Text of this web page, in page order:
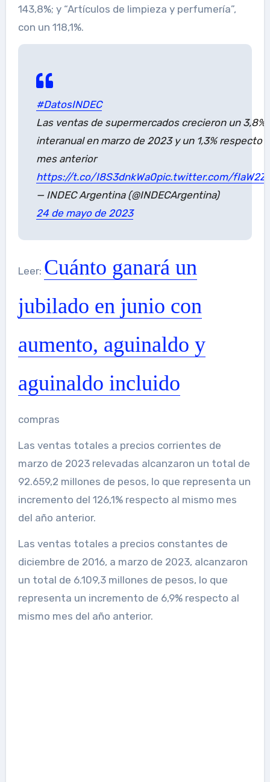
143,8%; y “Artículos de limpieza y perfumería”,
con un 118,1%.
#DatosINDEC
Las ventas de supermercados crecieron un 3,8%
interanual en marzo de 2023 y un 1,3% respecto
mes anterior
https://t.co/I8S3dnkWa0pic.twitter.com/
— INDEC Argentina (@INDECArgentina)
24 de mayo de 2023
Leer: Cuánto ganará un
jubilado en junio con
aumento, aguinaldo y
aguinaldo incluido
compras
Las ventas totales a precios corrientes de
marzo de 2023 relevadas alcanzaron un total de
92.659,2 millones de pesos, lo que representa un
incremento del 126,1% respecto al mismo mes
del año anterior.
Las ventas totales a precios constantes de
diciembre de 2016, a marzo de 2023, alcanzaron
un total de 6.109,3 millones de pesos, lo que
representa un incremento de 6,9% respecto al
mismo mes del año anterior.